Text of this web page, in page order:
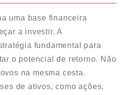
uma base financeira
a investir. A
fundamental para
o potencial de retorno. Não
na mesma cesta.
de ativos, como ações,